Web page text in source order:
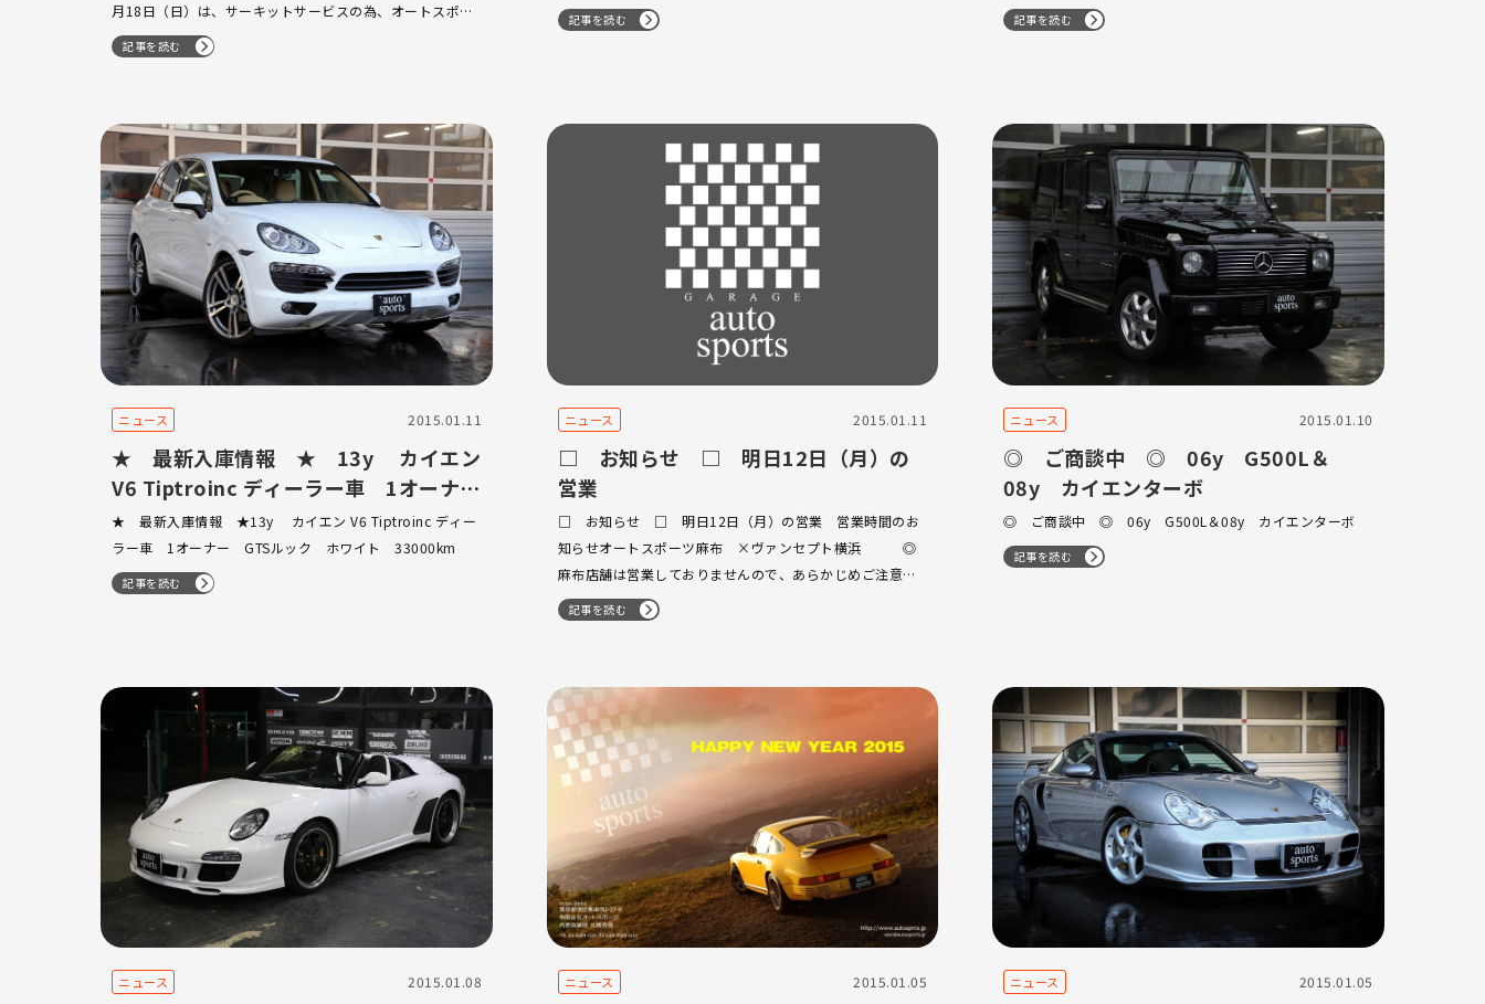
月18日（日）は、サーキットサービスの為、オートスポー
ツ麻布はCLOSEとなりますのであらかじめご注意ください
ませ。尚、ヴァンセプト横浜は通常営業しておりますので
記事を読む
記事を読む 記事を読む
ニュース 2015.01.11
★ 最新入庫情報 ★ 13y カイエン
V6 Tiptroinc ディーラー車 1オーナ
ー GTSルック ホワイト 33000km
★ 最新入庫情報 ★13y カイエン V6 Tiptroinc ディー
ラー車 1オーナー GTSルック ホワイト 33000km
記事を読む
ニュース 2015.01.11
□ お知らせ □ 明日12日（月）の
営業
□ お知らせ □ 明日12日（月）の営業 営業時間のお
知らせオートスポーツ麻布 ×ヴァンセプト横浜 ◎
麻布店舗は営業しておりませんので、あらかじめご注意く
ださいませ。御用の方は、横浜店舗へお電話頂くか、各担
当の携帯までお電話くださいませ。TEL ０４５－９２４－
記事を読む
ニュース 2015.01.10
◎ ご商談中 ◎ 06y G500L＆
08y カイエンターボ
◎ ご商談中 ◎ 06y G500L＆08y カイエンターボ
記事を読む
ニュース 2015.01.08 ニュース 2015.01.05 ニュース 2015.01.05